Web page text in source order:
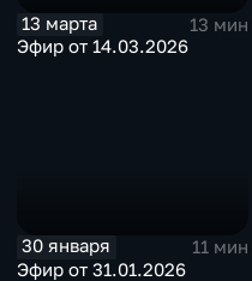
13 марта
13 мин
Эфир от 14.03.2026
30 января
11 мин
Эфир от 31.01.2026